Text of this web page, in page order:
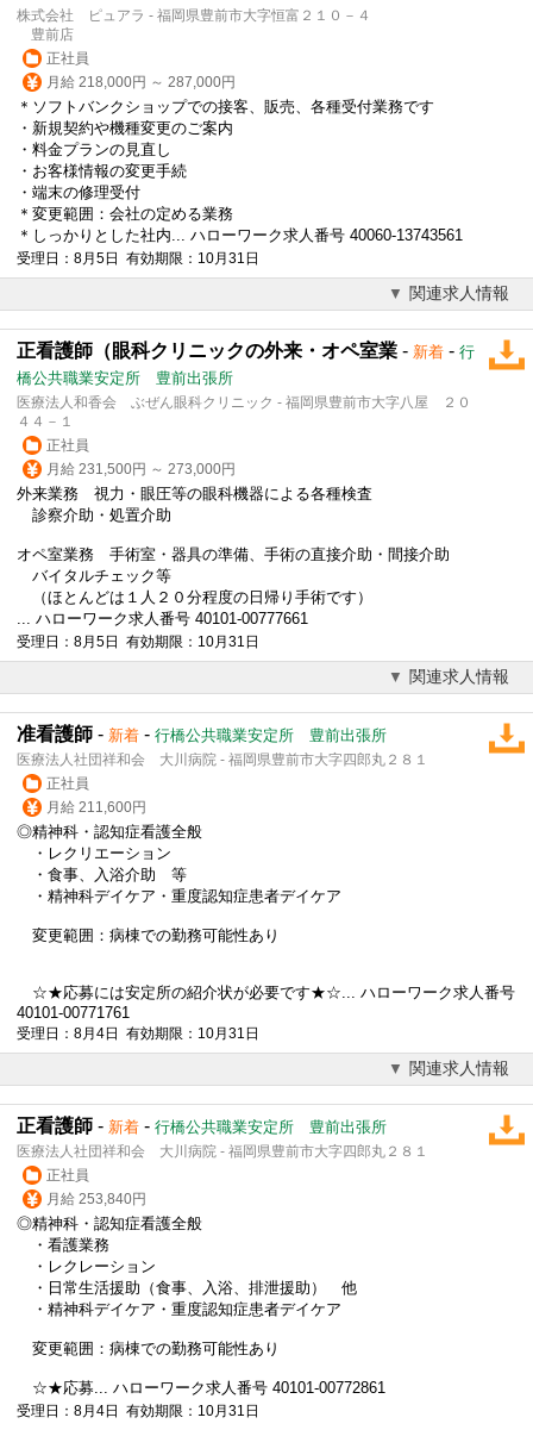
株式会社 ピュアラ - 福岡県豊前市大字恒富２１０－４
豊前店
正社員
月給 218,000円 ～ 287,000円
＊ソフトバンクショップでの接客、販売、各種受付業務です
・新規契約や機種変更のご案内
・料金プランの見直し
・お客様情報の変更手続
・端末の修理受付
＊変更範囲：会社の定める業務
＊しっかりとした社内... ハローワーク求人番号 40060-13743561
受理日：8月5日 有効期限：10月31日
関連求人情報
正看護師（眼科クリニックの外来・オペ室業 - 新着 - 行
橋公共職業安定所 豊前出張所
医療法人和香会 ぶぜん眼科クリニック - 福岡県豊前市大字八屋 ２０
４４－１
正社員
月給 231,500円 ～ 273,000円
外来業務 視力・眼圧等の眼科機器による各種検査
診察介助・処置介助
オペ室業務 手術室・器具の準備、手術の直接介助・間接介助
バイタルチェック等
（ほとんどは１人２０分程度の日帰り手術です）
... ハローワーク求人番号 40101-00777661
受理日：8月5日 有効期限：10月31日
関連求人情報
准看護師 - 新着 - 行橋公共職業安定所 豊前出張所
医療法人社団祥和会 大川病院 - 福岡県豊前市大字四郎丸２８１
正社員
月給 211,600円
◎精神科・認知症看護全般
・レクリエーション
・食事、入浴介助 等
・精神科デイケア・重度認知症患者デイケア
変更範囲：病棟での勤務可能性あり
☆★応募には安定所の紹介状が必要です★☆... ハローワーク求人番号
40101-00771761
受理日：8月4日 有効期限：10月31日
関連求人情報
正看護師 - 新着 - 行橋公共職業安定所 豊前出張所
医療法人社団祥和会 大川病院 - 福岡県豊前市大字四郎丸２８１
正社員
月給 253,840円
◎精神科・認知症看護全般
・看護業務
・レクレーション
・日常生活援助（食事、入浴、排泄援助） 他
・精神科デイケア・重度認知症患者デイケア
変更範囲：病棟での勤務可能性あり
☆★応募... ハローワーク求人番号 40101-00772861
受理日：8月4日 有効期限：10月31日